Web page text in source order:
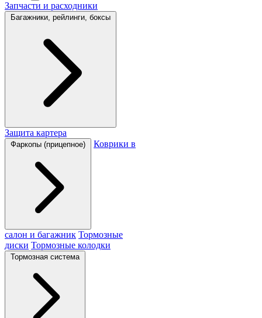
Запчасти и расходники
Багажники, рейлинги, боксы
Защита картера
Фаркопы (прицепное) Коврики в
салон и багажник Тормозные
диски Тормозные колодки
Тормозная система